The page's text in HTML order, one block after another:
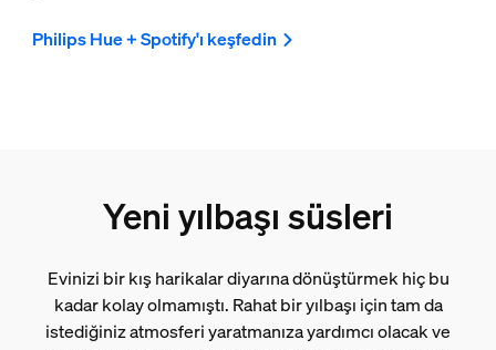
Philips Hue + Spotify'ı keşfedin
Yeni yılbaşı süsleri
Evinizi bir kış harikalar diyarına dönüştürmek hiç bu
kadar kolay olmamıştı. Rahat bir yılbaşı için tam da
istediğiniz atmosferi yaratmanıza yardımcı olacak ve